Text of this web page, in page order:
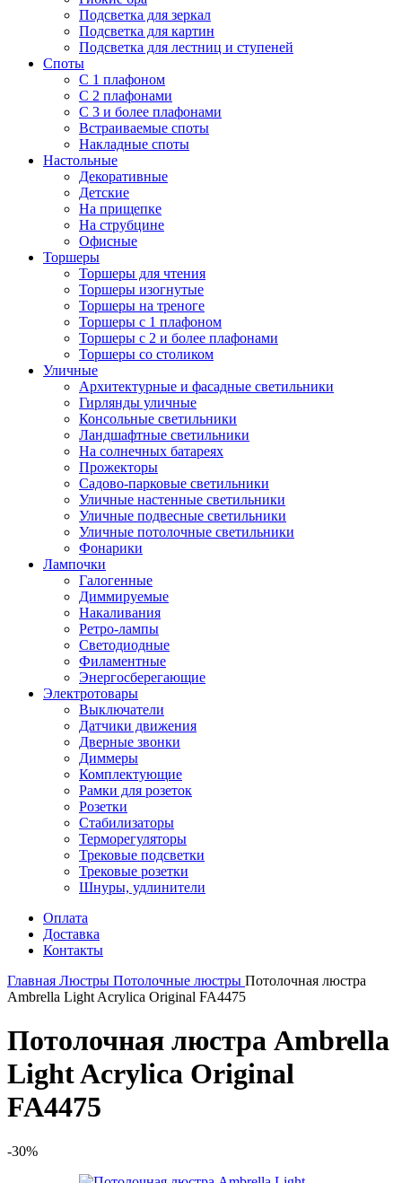
Подсветка для зеркал
Подсветка для картин
Подсветка для лестниц и ступеней
Споты
С 1 плафоном
С 2 плафонами
С 3 и более плафонами
Встраиваемые споты
Накладные споты
Настольные
Декоративные
Детские
На прищепке
На струбцине
Офисные
Торшеры
Торшеры для чтения
Торшеры изогнутые
Торшеры на треноге
Торшеры с 1 плафоном
Торшеры с 2 и более плафонами
Торшеры со столиком
Уличные
Архитектурные и фасадные светильники
Гирлянды уличные
Консольные светильники
Ландшафтные светильники
На солнечных батареях
Прожекторы
Садово-парковые светильники
Уличные настенные светильники
Уличные подвесные светильники
Уличные потолочные светильники
Фонарики
Лампочки
Галогенные
Диммируемые
Накаливания
Ретро-лампы
Светодиодные
Филаментные
Энергосберегающие
Электротовары
Выключатели
Датчики движения
Дверные звонки
Диммеры
Комплектующие
Рамки для розеток
Розетки
Стабилизаторы
Терморегуляторы
Трековые подсветки
Трековые розетки
Шнуры, удлинители
Оплата
Доставка
Контакты
Главная Люстры Потолочные люстры Потолочная люстра
Ambrella Light Acrylica Original FA4475
Потолочная люстра Ambrella
Light Acrylica Original
FA4475
-30%